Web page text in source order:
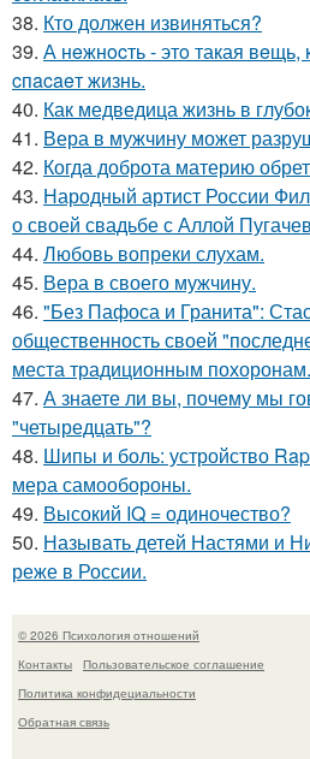
38. Кто должен извиняться?
39. А нeжнocть - этo такая вeщь,
cпacaeт жизнь.
40. Как медведица жизнь в
41. Вера в мужчину может
42. Когда доброта материю
43. Народный артист России
о своей свадьбе с Аллой
44. Любовь вопреки слухам.
45. Вера в своего мужчину.
46. "Без Пафоса и Гранита":
общественность своей
места традиционным похоронам.
47. А знаете ли вы, почему мы
"четыредцать"?
48. Шипы и боль: устройство
мера самообороны.
49. Высокий IQ = одиночество?
50. Называть детей Настями и
реже в России.
© 2026 Психология отношений
Контакты
Пользовательское соглашение
Политика конфидециальности
Обратная связь